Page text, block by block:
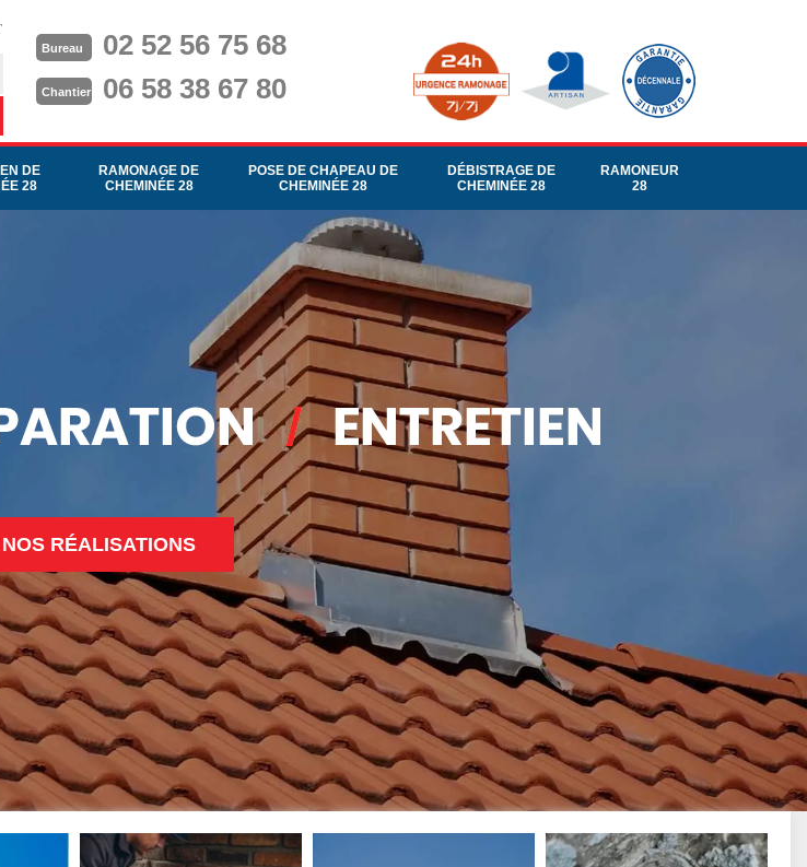
Bureau 02 52 56 75 68
Chantier 06 58 38 67 80
DE
28
RAMONAGE DE
CHEMINÉE 28
POSE DE CHAPEAU DE
CHEMINÉE 28
DÉBISTRAGE DE
CHEMINÉE 28
RAMONEUR
28
RÉALISATIONS